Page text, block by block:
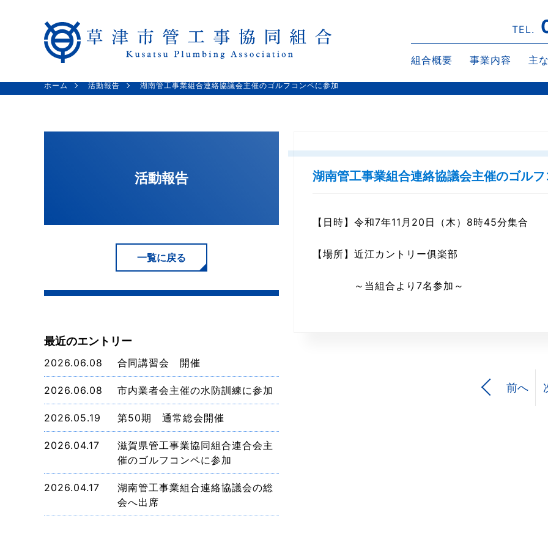
TEL.
組合概要 事業内容 主
ホーム 活動報告 湖南管工事業組合連絡協議会主催のゴルフコンペに参加
活動報告
一覧に戻る
最近のエントリー
2026.06.08 合同講習会 開催
2026.06.08 市内業者会主催の水防訓練に参加
2026.05.19 第50期 通常総会開催
2026.04.17
滋賀県管工事業協同組合連合会主
催のゴルフコンペに参加
2026.04.17
湖南管工事業組合連絡協議会の総
会へ出席
湖南管工事業組合連絡協議会主催のゴル
【日時】令和7年11月20日（木）8時45分集合
【場所】近江カントリー俱楽部
～当組合より7名参加～
前へ